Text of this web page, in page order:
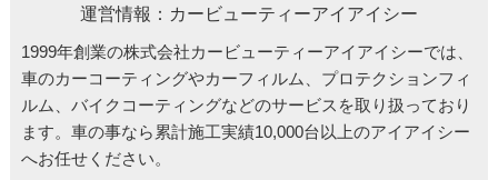
運営情報：カービューティーアイアイシー
1999年創業の株式会社カービューティーアイアイシーでは、
車のカーコーティングやカーフィルム、プロテクションフィ
ルム、バイクコーティングなどのサービスを取り扱っており
ます。車の事なら累計施工実績10,000台以上のアイアイシー
へお任せください。